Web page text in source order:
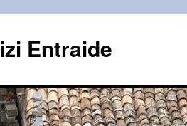
Entraide